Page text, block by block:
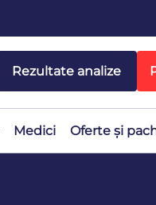
Rezultate analize
Medici Oferte și